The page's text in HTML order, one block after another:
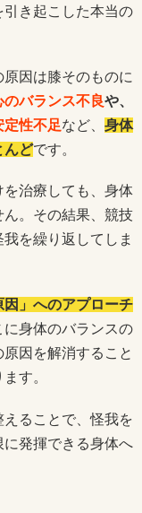
き起こした本当の
因は膝そのものに
のバランス不良や、
定性不足など、 身体
んどです。
治療しても、身体
。その結果、競技
を繰り返してしま
因」へのアプローチ
身体のバランスの
因を解消すること
す。
ることで、怪我を
に発揮できる身体へ